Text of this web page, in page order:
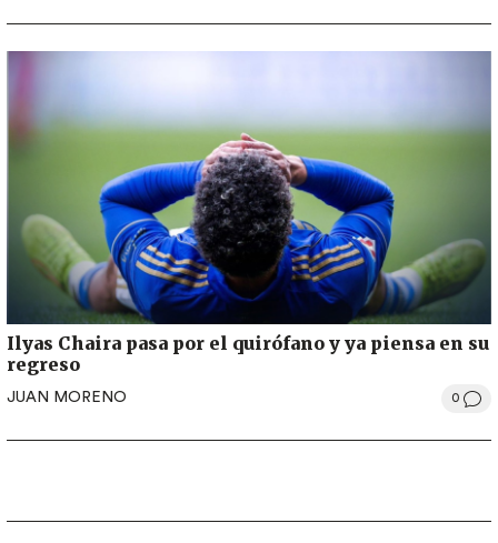
Ilyas Chaira pasa por el quirófano y ya piensa en su
regreso
JUAN MORENO 0